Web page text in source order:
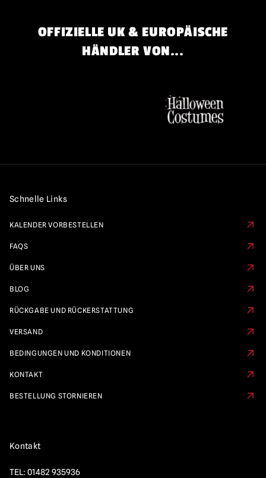
OFFIZIELLE UK & EUROPÄISCHE
HÄNDLER VON...
Schnelle Links
KALENDER VORBESTELLEN
FAQS
ÜBER UNS
BLOG
RÜCKGABE UND RÜCKERSTATTUNG
VERSAND
BEDINGUNGEN UND KONDITIONEN
KONTAKT
BESTELLUNG STORNIEREN
Kontakt
TEL: 01482 935936